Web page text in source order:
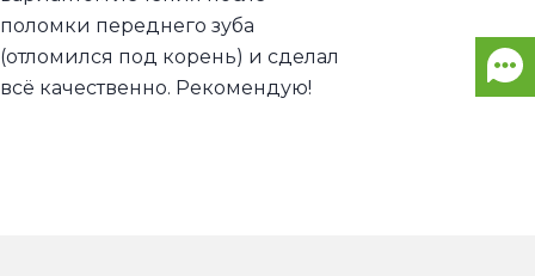
поломки переднего зуба
(отломился под корень) и сделал
всё качественно. Рекомендую!